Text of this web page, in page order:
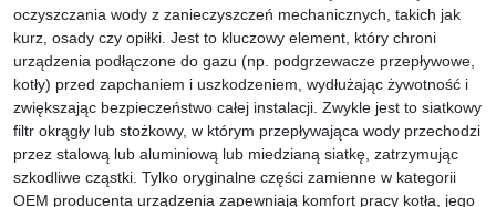
oczyszczania wody z zanieczyszczeń mechanicznych, takich jak
kurz, osady czy opiłki. Jest to kluczowy element, który chroni
urządzenia podłączone do gazu (np. podgrzewacze przepływowe,
kotły) przed zapchaniem i uszkodzeniem, wydłużając żywotność i
zwiększając bezpieczeństwo całej instalacji. Zwykle jest to siatkowy
filtr okrągły lub stożkowy, w którym przepływająca wody przechodzi
przez stalową lub aluminiową lub miedzianą siatkę, zatrzymując
szkodliwe cząstki. Tylko oryginalne części zamienne w kategorii
OEM producenta urządzenia zapewniają komfort pracy kotła, jego